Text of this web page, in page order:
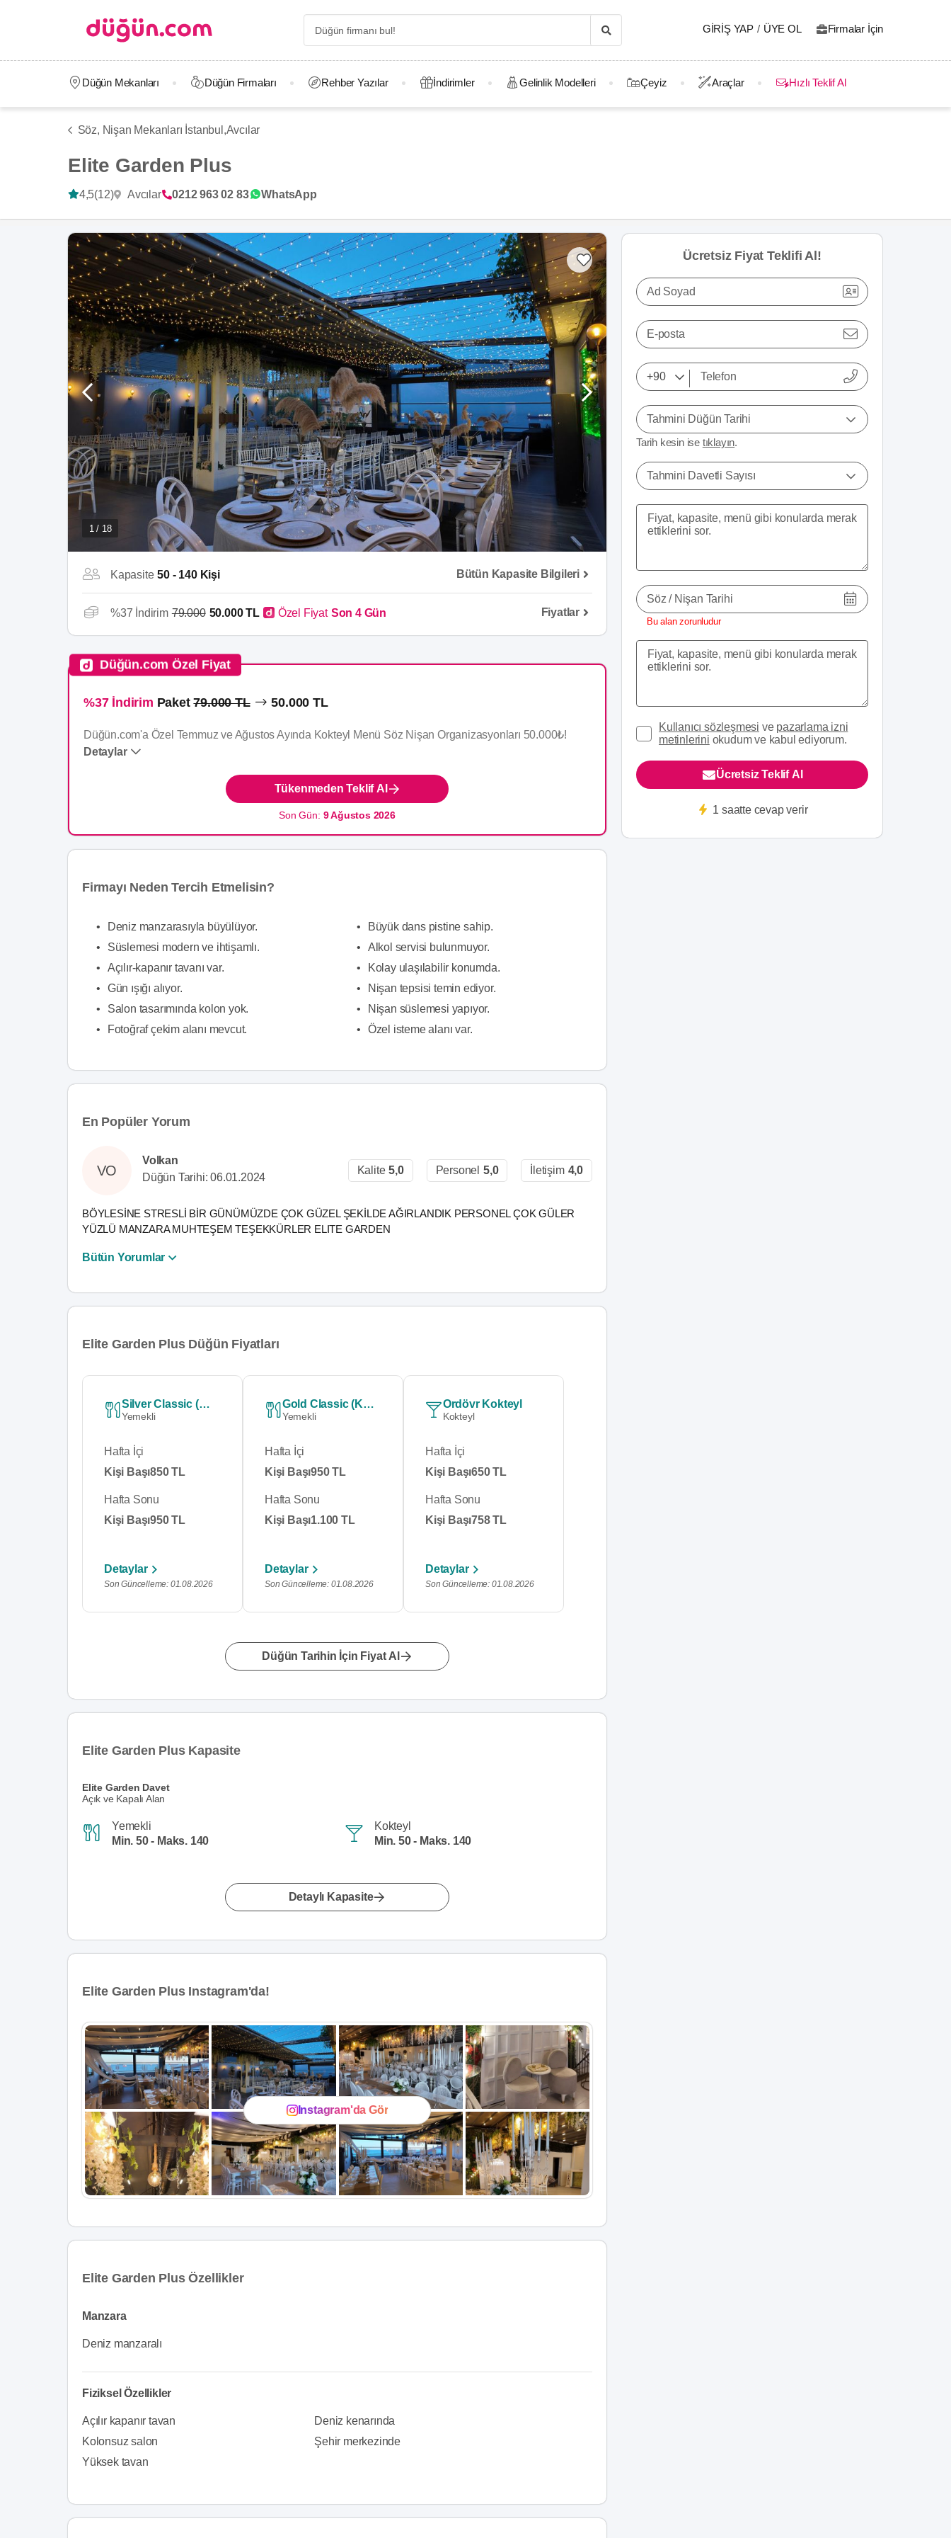
GIRIŞ YAP / ÜYE OL Firmalar İçin
Düğün Mekanları Düğün Firmaları Rehber Yazılar İndirimler Gelinlik Modelleri Çeyiz Araçlar Hızlı Teklif Al
Söz, Nişan Mekanları İstanbul,Avcılar
Elite Garden Plus
4,5(12) Avcılar 0212 963 02 83 WhatsApp
1 / 18
Kapasite 50 - 140 Kişi Bütün Kapasite Bilgileri
%37 İndirim 79.000 50.000 TL Özel Fiyat Son 4 Gün Fiyatlar
Düğün.com Özel Fiyat
%37 İndirim Paket79.000 TL 50.000 TL
Düğün.com'a Özel Temmuz ve Ağustos Ayında Kokteyl Menü Söz Nişan Organizasyonları 50.000₺!
Detaylar
Menü içeriği: Kokteyl Menü, Pasta, Limitsiz Soft İçecek.
Hizmet Detayları: Aktüel fotoğraf çekimi, standart süsleme ve ses ışık hizmeti kampanyamıza dahildir.
Tükenmeden Teklif Al
Son Gün: 9 Ağustos 2026
Firmayı Neden Tercih Etmelisin?
•
Deniz manzarasıyla büyülüyor.
•
Süslemesi modern ve ihtişamlı.
•
Açılır-kapanır tavanı var.
•
Gün ışığı alıyor.
•
Salon tasarımında kolon yok.
•
Fotoğraf çekim alanı mevcut.
•
Büyük dans pistine sahip.
•
Alkol servisi bulunmuyor.
•
Kolay ulaşılabilir konumda.
•
Nişan tepsisi temin ediyor.
•
Nişan süslemesi yapıyor.
•
Özel isteme alanı var.
En Popüler Yorum
VO
Volkan
Düğün Tarihi: 06.01.2024
Kalite 5,0 Personel 5,0 İletişim 4,0
BÖYLESİNE STRESLİ BİR GÜNÜMÜZDE ÇOK GÜZEL ŞEKİLDE AĞIRLANDIK PERSONEL ÇOK GÜLER
YÜZLÜ MANZARA MUHTEŞEM TEŞEKKÜRLER ELITE GARDEN
Bütün Yorumlar
Elite Garden Plus Düğün Fiyatları
Silver Classic (Beyaz Et)
Yemekli
Hafta İçi
Kişi Başı850 TL
Hafta Sonu
Kişi Başı950 TL
Detaylar
Son Güncelleme: 01.08.2026
Gold Classic (Kırmızı Et)
Yemekli
Hafta İçi
Kişi Başı950 TL
Hafta Sonu
Kişi Başı1.100 TL
Detaylar
Son Güncelleme: 01.08.2026
Ordövr Kokteyl
Kokteyl
Hafta İçi
Kişi Başı650 TL
Hafta Sonu
Kişi Başı758 TL
Detaylar
Son Güncelleme: 01.08.2026
Düğün Tarihin İçin Fiyat Al
Elite Garden Plus Kapasite
Elite Garden Davet
Açık ve Kapalı Alan
Yemekli
Min. 50 - Maks. 140
Kokteyl
Min. 50 - Maks. 140
Detaylı Kapasite
Elite Garden Plus Instagram'da!
Instagram'da Gör
Elite Garden Plus Özellikler
Manzara
Deniz manzaralı
Fiziksel Özellikler
Açılır kapanır tavan
Deniz kenarında
Kolonsuz salon
Şehir merkezinde
Yüksek tavan
Ücretsiz Fiyat Teklifi Al!
Ad Soyad
E-posta
Tahmini Düğün Tarihi
Tarih kesin ise tıklayın.
Tahmini Davetli Sayısı
Söz / Nişan Tarihi
Bu alan zorunludur
Kullanıcı sözleşmesi ve pazarlama izni
metinlerini okudum ve kabul ediyorum.
Ücretsiz Teklif Al
1 saatte cevap verir